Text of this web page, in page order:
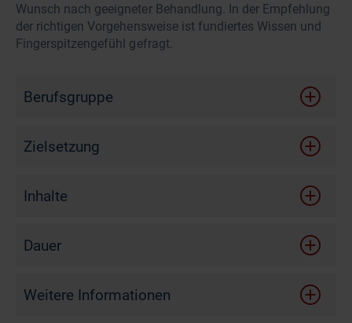
Wunsch nach geeigneter Behandlung. In der Empfehlung
der richtigen Vorgehensweise ist fundiertes Wissen und
Fingerspitzengefühl gefragt.
Berufsgruppe
Zielsetzung
schätzen Sie die Ursachen und Hintergründe ein,
unterscheiden Sie die Wundauflagen für
fühlen Sie sich mit der Bedarfsermittlung und den
Inhalte
Erkrankungen, die chronische Wunden begünstigen
Wundauflagen
Dauer
Weitere Informationen